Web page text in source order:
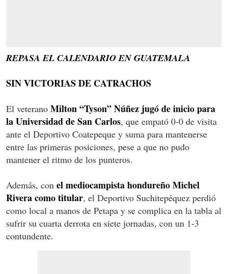
REPASA EL CALENDARIO EN GUATEMALA
SIN VICTORIAS DE CATRACHOS
El veterano Milton “Tyson” Núñez jugó de inicio para
la Universidad de San Carlos, que empató 0-0 de visita
ante el Deportivo Coatepeque y suma para mantenerse
entre las primeras posiciones, pese a que no pudo
mantener el ritmo de los punteros.
Además, con el mediocampista hondureño Michel
Rivera como titular, el Deportivo Suchitepéquez perdió
como local a manos de Petapa y se complica en la tabla al
sufrir su cuarta derrota en siete jornadas, con un 1-3
contundente.